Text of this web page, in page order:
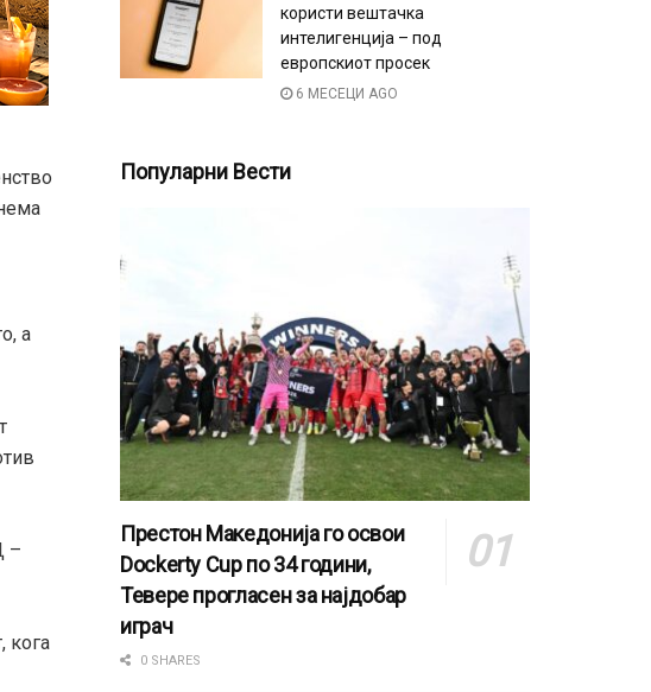
а
–
кога
користи вештачка
интелигенција – под
европскиот просек
6 МЕСЕЦИ AGO
Популарни Вести
Престон Македонија го освои
Dockerty Cup по 34 години,
Тевере прогласен за најдобар
играч
0 SHARES